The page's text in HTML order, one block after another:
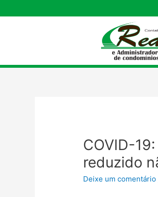
COVID-
reduzido
Deixe um comentário